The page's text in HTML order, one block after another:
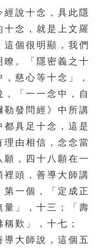
604 605
609 610
619
624 625
629 630
634 635
639 640
644
說十念，具此隱
念，就是上文羅
個很明顯，我們
瞭。「隱密義之十
慈心等十念」，
「一一念中，自
勒發問經》中所講
具足十念，這是
理由相信，念念當
，四十八願在一
裡頭，善導大師講
一個，「定成正
量」，十三；「壽
歎」，十七；
導大師說，這個五